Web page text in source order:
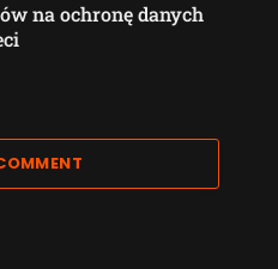
na ochronę danych